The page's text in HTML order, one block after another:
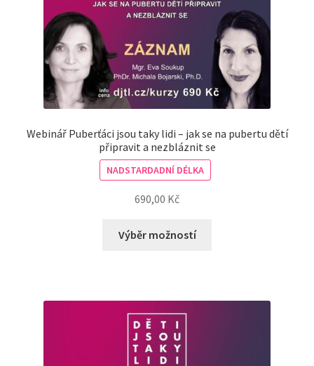
Webinář Puberťáci jsou taky lidi – jak se na pubertu dětí
připravit a nezbláznit se
NADSTARDADNÍ DÉLKA
690,00 Kč
Výběr možností